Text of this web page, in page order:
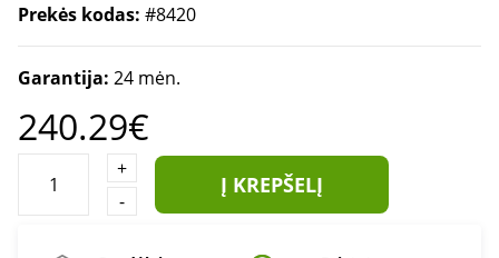
Prekės kodas: #8420
Garantija: 24 mėn.
240.29€
+
-
Į KREPŠELĮ